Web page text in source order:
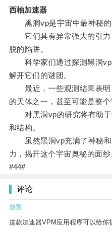
西柚加速器
黑洞vp是宇宙中最神秘的
它们具有异常强大的引力
脱的陷阱。
科学家们通过探测黑洞vp
解开它们的谜团。
最近，一些观测结果表明
的天体之一，甚至可能是整个
对黑洞vp的研究将有助于
和结构。
虽然黑洞vp充满了神秘和
力，揭开这个宇宙奥秘的面纱
#44#
评论
游客
这款加速器VPM应用程序可以给你